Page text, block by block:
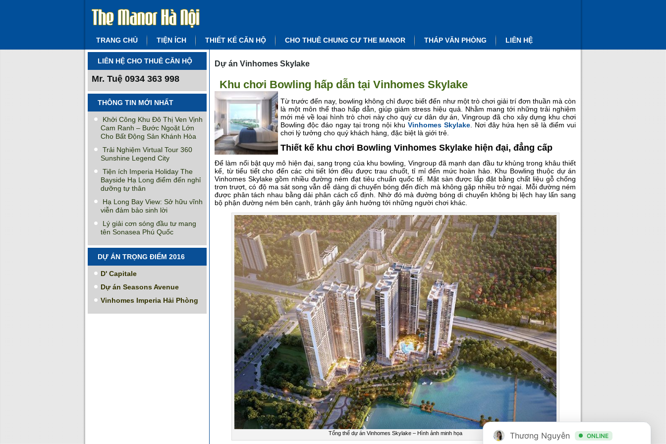
TRANG CHỦ TIỆN ÍCH THIẾT KẾ CĂN HỘ CHO THUÊ CHUNG CƯ THE MANOR THÁP VĂN PHÒNG LIÊN HỆ
LIÊN HỆ CHO THUÊ CĂN HỘ
Mr. Tuệ 0934 363 998
THÔNG TIN MỚI NHẤT
Khởi Công Khu Đô Thị Ven Vịnh
Cam Ranh – Bước Ngoặt Lớn
Cho Bất Động Sản Khánh Hòa
Trải Nghiệm Virtual Tour 360
Sunshine Legend City
Tiện ích Imperia Holiday The
Bayside Hạ Long điểm đến nghỉ
dưỡng tự thân
Hạ Long Bay View: Sở hữu vĩnh
viễn đảm bảo sinh lời
Lý giải cơn sóng đầu tư mang
tên Sonasea Phú Quốc
DỰ ÁN TRỌNG ĐIỂM 2016
D' Capitale
Dự án Seasons Avenue
Vinhomes Imperia Hải Phòng
Dự án Vinhomes Skylake
Khu chơi Bowling hấp dẫn tại Vinhomes Skylake
Từ trước đến nay, bowling không chỉ được biết đến như một trò chơi giải trí đơn thuần mà còn
là một môn thể thao hấp dẫn, giúp giảm stress hiệu quả. Nhằm mang tới những trải nghiệm
mới mẻ về loại hình trò chơi này cho quý cư dân dự án, Vingroup đã cho xây dựng khu chơi
Bowling độc đáo ngay tại trong nội khu Vinhomes Skylake . Nơi đây hứa hẹn sẽ là điểm vui
chơi lý tưởng cho quý khách hàng, đặc biệt là giới trẻ.
Thiết kế khu chơi Bowling Vinhomes Skylake hiện đại, đẳng cấp
Để làm nổi bật quy mô hiện đại, sang trọng của khu bowling, Vingroup đã mạnh dạn đầu tư khủng trong khâu thiết
kế, từ tiểu tiết cho đến các chi tiết lớn đều được trau chuốt, tỉ mỉ đến mức hoàn hảo. Khu Bowling thuộc dự án
Vinhomes Skylake gồm nhiều đường ném đạt tiêu chuẩn quốc tế. Mặt sàn được lắp đặt bằng chất liệu gỗ chống
trơn trượt, có độ ma sát song vẫn dễ dàng di chuyển bóng đến đích mà không gặp nhiều trở ngại. Mỗi đường ném
được phân tách nhau bằng dải phân cách cố định. Nhờ đó mà đường bóng di chuyển không bị lệch hay lấn sang
bộ phận đường ném bên cạnh, tránh gây ảnh hưởng tới những người chơi khác.
Tổng thể dự án Vinhomes Skylake – Hình ảnh minh họa Thương Nguyễn ONLINE